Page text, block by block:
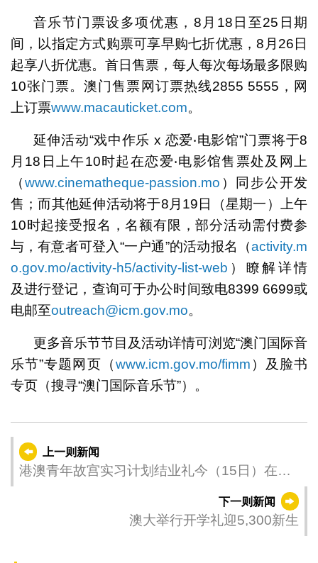
音乐节门票设多项优惠，8月18日至25日期
间，以指定方式购票可享早购七折优惠，8月26日
起享八折优惠。首日售票，每人每次每场最多限购
10张门票。澳门售票网订票热线2855 5555，网
上订票www.macauticket.com。
延伸活动“戏中作乐 x 恋爱‧电影馆”门票将于8
月18日上午10时起在恋爱‧电影馆售票处及网上
（www.cinematheque-passion.mo ）同步公开发
售；而其他延伸活动将于8月19日（星期一）上午
10时起接受报名，名额有限，部分活动需付费参
与，有意者可登入“一户通”的活动报名（activity.m
o.gov.mo/activity-h5/activity-list-web ）瞭解详情
及进行登记，查询可于办公时间致电8399 6699或
电邮至outreach@icm.gov.mo。
更多音乐节节目及活动详情可浏览“澳门国际音
乐节”专题网页（www.icm.gov.mo/fimm ）及脸书
专页（搜寻“澳门国际音乐节”）。
上一则新闻
港澳青年故宫实习计划结业礼今（15日）在京
下一则新闻
澳大举行开学礼迎5,300新生